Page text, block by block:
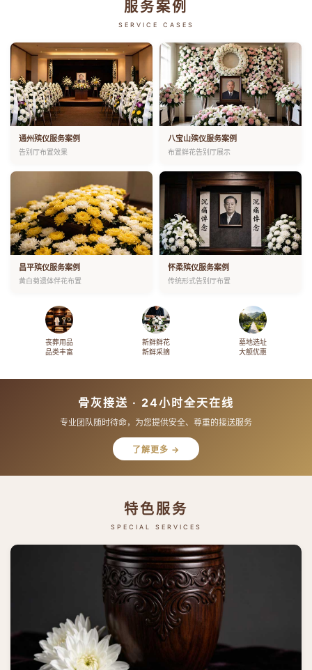
服务案例
SERVICE CASES
通州殡仪服务案例
告别厅布置效果
八宝山殡仪服务案例
布置鲜花告别厅展示
昌平殡仪服务案例
黄白菊遗体伴花布置
怀柔殡仪服务案例
传统形式告别厅布置
丧葬用品
品类丰富
新鲜鲜花
新鲜采摘
墓地选址
大额优惠
骨灰接送 · 24小时全天在线
专业团队随时待命，为您提供安全、尊重的接送服务
了解更多 →
特色服务
SPECIAL SERVICES